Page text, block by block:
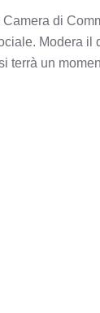
di
Modera il
terrà un